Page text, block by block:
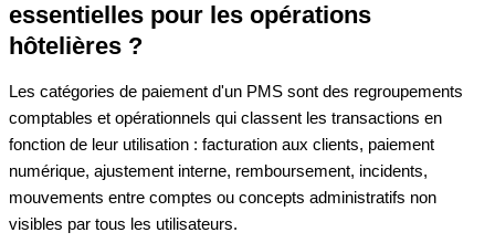
essentielles pour les opérations
hôtelières ?
Les catégories de paiement d'un PMS sont des regroupements
comptables et opérationnels qui classent les transactions en
fonction de leur utilisation : facturation aux clients, paiement
numérique, ajustement interne, remboursement, incidents,
mouvements entre comptes ou concepts administratifs non
visibles par tous les utilisateurs.